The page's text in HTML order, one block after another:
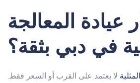
عيادة المعالجة
في دبي بثقة؟
لا يعتمد على القرب أو السعر فقط.